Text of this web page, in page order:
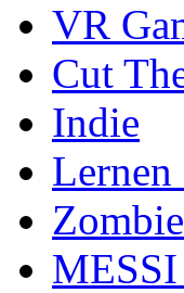
VR
Cut
Indie
Lernen
MESSI